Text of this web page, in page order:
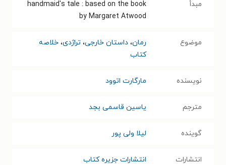
مبدأ
handmaid's tale : based on the book
by Margaret Atwood
موضوع رمان، داستان خارجی، تراژدی، خلاصه
کتاب
نویسنده مارگارت اتوود
مترجم یاسین قاسمی بجد
گوینده لیلا ولی پور
انتشارات انتشارات جزیره کتاب